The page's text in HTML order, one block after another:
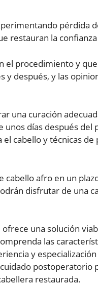
pérdida
restauran la
el procedimiento y
y después, y las
una curación
unos días después
cabello y técnicas
afro en un
disfrutar de una
una solución
las
y especialización
postoperatorio
restaurada.